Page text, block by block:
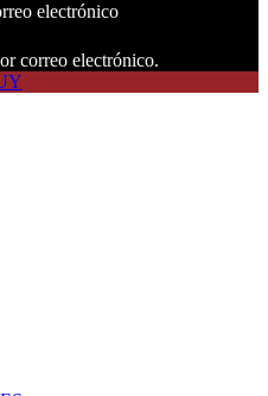
electrónico
correo electrónico.